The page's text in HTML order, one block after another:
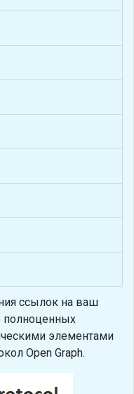
ссылок на ваш
полноценных
элементами
Open Graph.